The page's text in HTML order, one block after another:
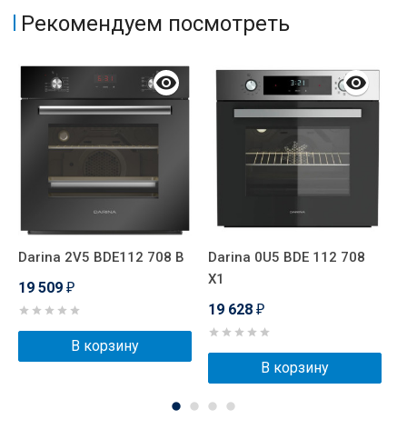
Рекомендуем посмотреть
Darina 2V5 BDE112 708 B
19 509 ₽
В корзину
Darina 0U5 BDE 112 708
X1
19 628 ₽
В корзину